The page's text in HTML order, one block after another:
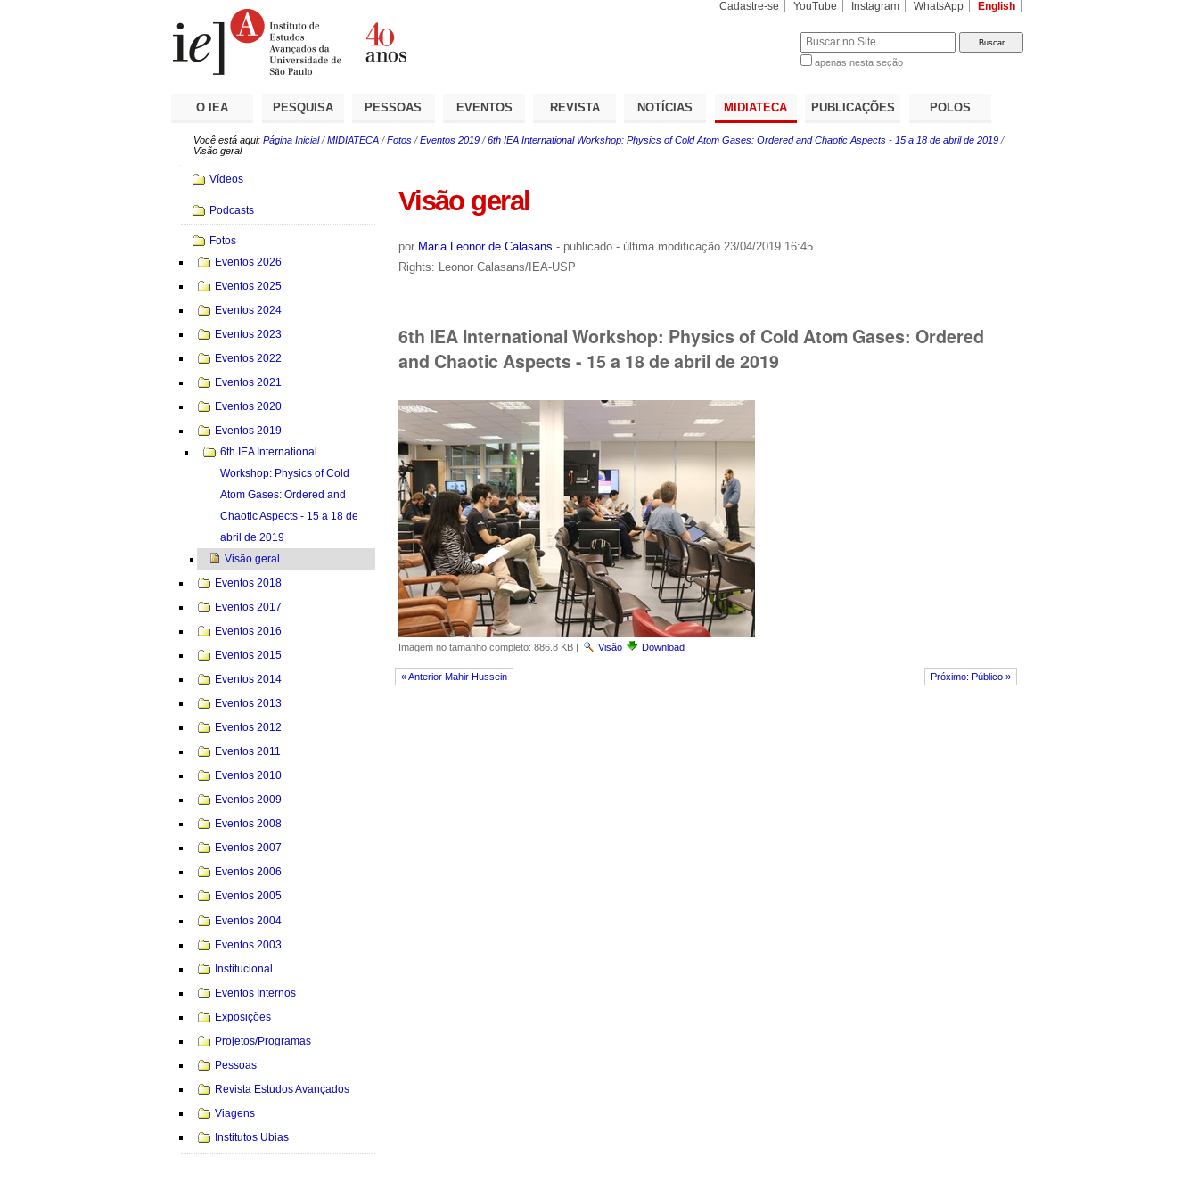
Cadastre-se YouTube Instagram WhatsApp English
apenas nesta seção
O IEA PESQUISA PESSOAS EVENTOS REVISTA NOTÍCIAS MIDIATECA PUBLICAÇÕES POLOS
Você está aqui: Página Inicial /MIDIATECA /Fotos /Eventos 2019 /6th IEA International Workshop: Physics of Cold Atom Gases: Ordered and Chaotic Aspects - 15 a 18 de abril de 2019 /
Visão geral
Visão geral
por Maria Leonor de Calasans - publicado - última modificação23/04/2019 16:45
Rights: Leonor Calasans/IEA-USP
6th IEA International Workshop: Physics of Cold Atom Gases: Ordered
and Chaotic Aspects - 15 a 18 de abril de 2019
Imagem no tamanho completo: 886.8 KB| Visão Download
« Anterior Mahir Hussein Próximo: Público »
Navegação
Vídeos
Podcasts
Fotos
Eventos 2026
Eventos 2025
Eventos 2024
Eventos 2023
Eventos 2022
Eventos 2021
Eventos 2020
Eventos 2019
6th IEA International
Workshop: Physics of Cold
Atom Gases: Ordered and
Chaotic Aspects - 15 a 18 de
abril de 2019
Visão geral
Eventos 2018
Eventos 2017
Eventos 2016
Eventos 2015
Eventos 2014
Eventos 2013
Eventos 2012
Eventos 2011
Eventos 2010
Eventos 2009
Eventos 2008
Eventos 2007
Eventos 2006
Eventos 2005
Eventos 2004
Eventos 2003
Institucional
Eventos Internos
Exposições
Projetos/Programas
Pessoas
Revista Estudos Avançados
Viagens
Institutos Ubias